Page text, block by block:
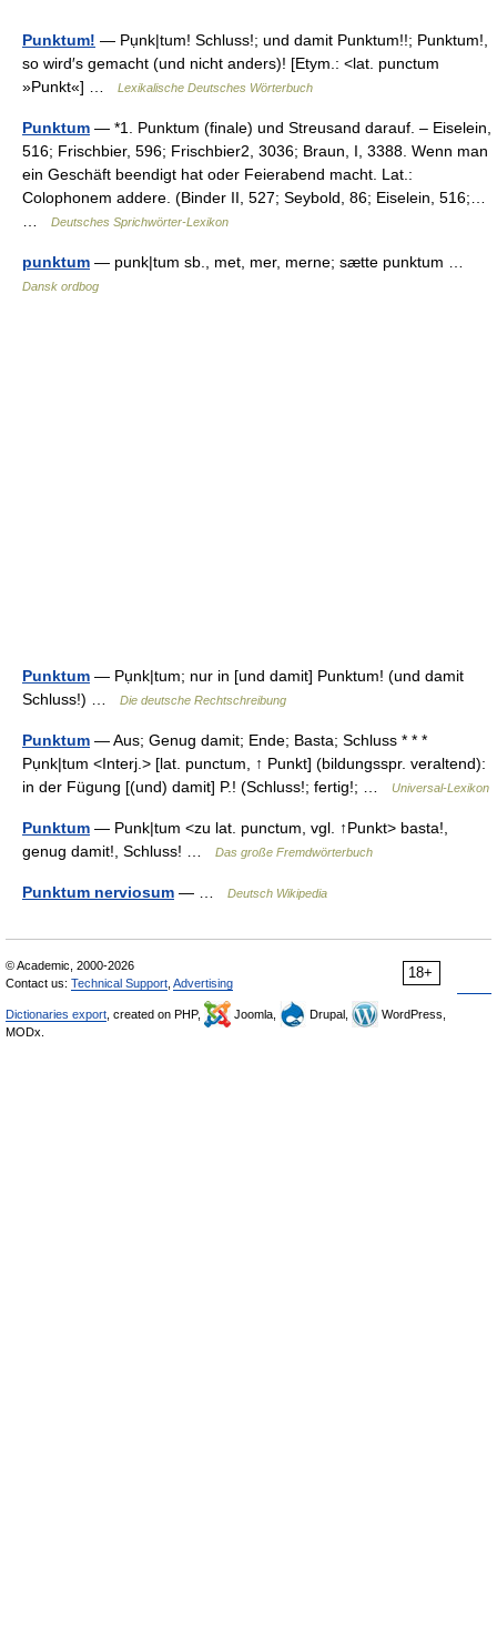
Punktum! — Pụnk|tum! Schluss!; und damit Punktum!!; Punktum!,
so wird′s gemacht (und nicht anders)! [Etym.: <lat. punctum
»Punkt«] …
Lexikalische Deutsches Wörterbuch
Punktum — *1. Punktum (finale) und Streusand darauf. – Eiselein,
516; Frischbier, 596; Frischbier2, 3036; Braun, I, 3388. Wenn man
ein Geschäft beendigt hat oder Feierabend macht. Lat.:
Colophonem addere. (Binder II, 527; Seybold, 86; Eiselein, 516;…
Deutsches Sprichwörter-Lexikon
punktum — punk|tum sb., met, mer, merne; sætte punktum …
Dansk ordbog
Punktum — Pụnk|tum; nur in [und damit] Punktum! (und damit
Schluss!) …
Die deutsche Rechtschreibung
Punktum — Aus; Genug damit; Ende; Basta; Schluss * * *
Pụnk|tum <Interj.> [lat. punctum, ↑ Punkt] (bildungsspr. veraltend):
in der Fügung [(und) damit] P.! (Schluss!; fertig!; …
Universal-Lexikon
Punktum — Punk|tum <zu lat. punctum, vgl. ↑Punkt> basta!,
genug damit!, Schluss! …
Das große Fremdwörterbuch
Punktum nerviosum — … Deutsch Wikipedia
18+
© Academic, 2000-2026
Contact us: Technical Support Advertising
Dictionaries export , created on PHP, Joomla, Drupal,
WordPress,
MODx.